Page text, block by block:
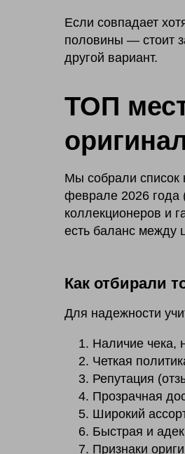
Если совпадает
половины — стоит
другой вариант.
ТОП
Мы собрали список
феврале 2026 года
коллекционеров и
есть баланс между
Как отбирали
Для надежности
Наличие чека,
Четкая
Репутация
Прозрачная
Широкий
Быстрая и
Признаки